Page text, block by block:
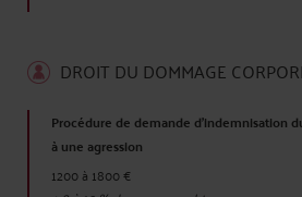
DROIT DU DOMMAGE
Procédure de demande d'indemnisation
à une agression
1200 à 1800 €